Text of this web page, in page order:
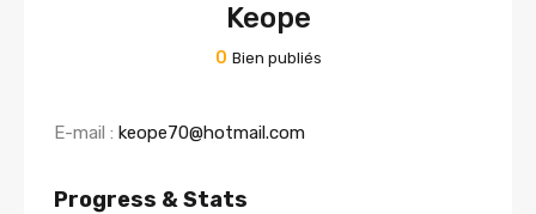
Keope
0 Bien publiés
E-mail : keope70@hotmail.com
Progress & Stats